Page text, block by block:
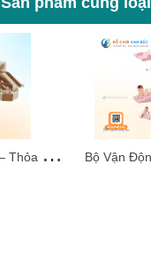
B
ộ Vận Động Mềm – Thỏa Sức Sáng Tạo & Leo Trèo Cho Bé